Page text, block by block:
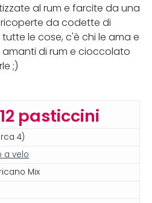
al rum e farcite da una
da codette di
le cose, c'è chi le ama e
amanti di rum e cioccolato
;)
12 pasticcini
4)
a velo
Mix